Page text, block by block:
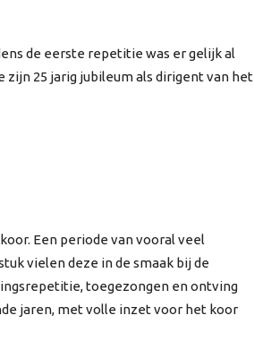
de eerste repetitie was er gelijk al
25 jarig jubileum als dirigent van het
Een periode van vooral veel
vielen deze in de smaak bij de
toegezongen en ontving
jaren, met volle inzet voor het koor